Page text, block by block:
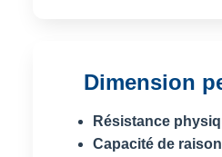
Dimension
Résistance
Capacité de